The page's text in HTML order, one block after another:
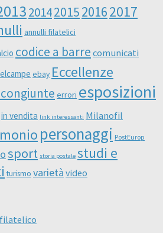
2014201520162017
annulli filatelici
codice a barre comunicati
ebay Eccellenze
errori esposizioni
in vendita link interessanti Milanofil
personaggi PostEurop
sport storia postale studi e
turismo varietà video
filatelico